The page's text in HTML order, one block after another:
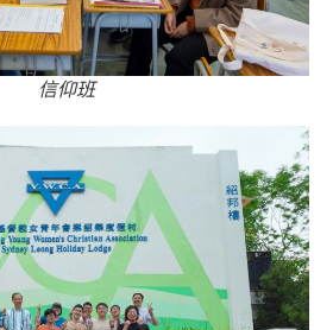
信仰班